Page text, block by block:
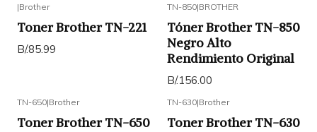
|Brother
Toner Brother TN-221
B/.85.99
TN-850|BROTHER
Tóner Brother TN-850
Negro Alto
Rendimiento Original
B/.156.00
TN-650|Brother
Toner Brother TN-650
TN-630|Brother
Toner Brother TN-630